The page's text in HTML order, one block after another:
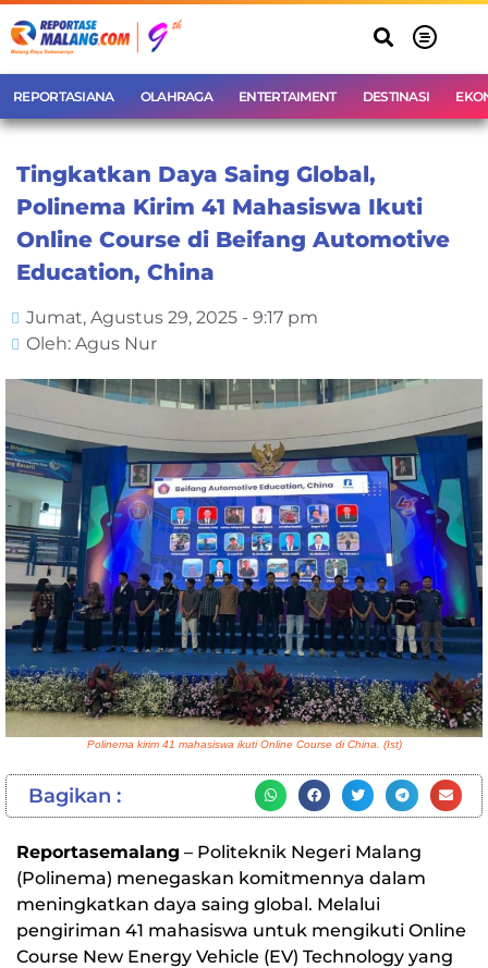
REPORTASIANA OLAHRAGA ENTERTAIMENT DESTINASI
Tingkatkan Daya Saing Global,
Polinema Kirim 41 Mahasiswa Ikuti
Online Course di Beifang Automotive
Education, China
Jumat, Agustus 29, 2025 - 9:17 pm
Oleh: Agus Nur
Polinema kirim 41 mahasiswa ikuti Online Course di China. (Ist)
Bagikan :
Reportasemalang – Politeknik Negeri Malang
(Polinema) menegaskan komitmennya dalam
meningkatkan daya saing global. Melalui
pengiriman 41 mahasiswa untuk mengikuti Online
Course New Energy Vehicle (EV) Technology yang